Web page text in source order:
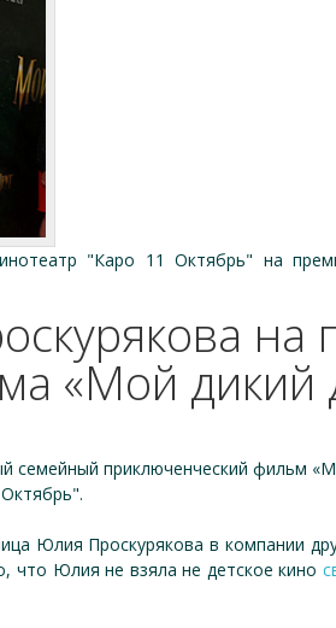
"Каро 11 Октябрь" на
на
«Мой дикий
семейный приключенческий фильм
Юлия Проскурякова в компании
что Юлия не взяла не детское кино